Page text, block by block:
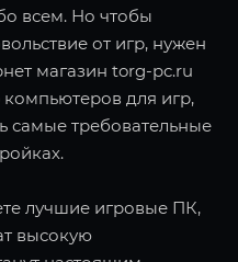
всем. Но чтобы
от игр, нужен
магазин torg-pc.ru
для игр,
самые требовательные
лучшие игровые ПК,
высокую